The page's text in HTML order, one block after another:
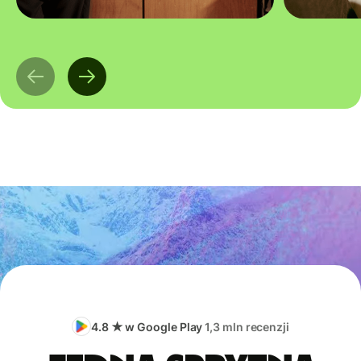
4.8 ★ w Google Play1,3 mln recenzji